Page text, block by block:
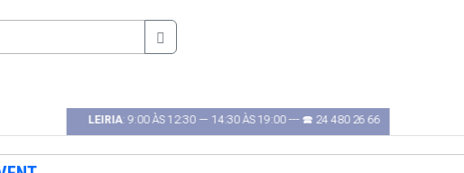
LEIRIA: 9:00 ÀS 12:30 — 14:30 ÀS 19:00 --- 🕿 24 480 26 66